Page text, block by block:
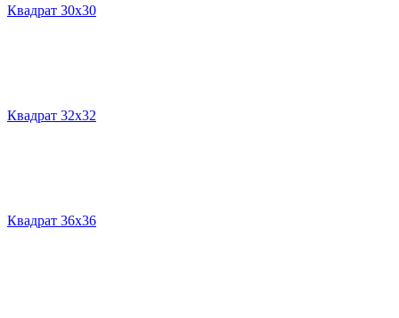
Квадрат 30х30
Квадрат 32х32
Квадрат 36х36